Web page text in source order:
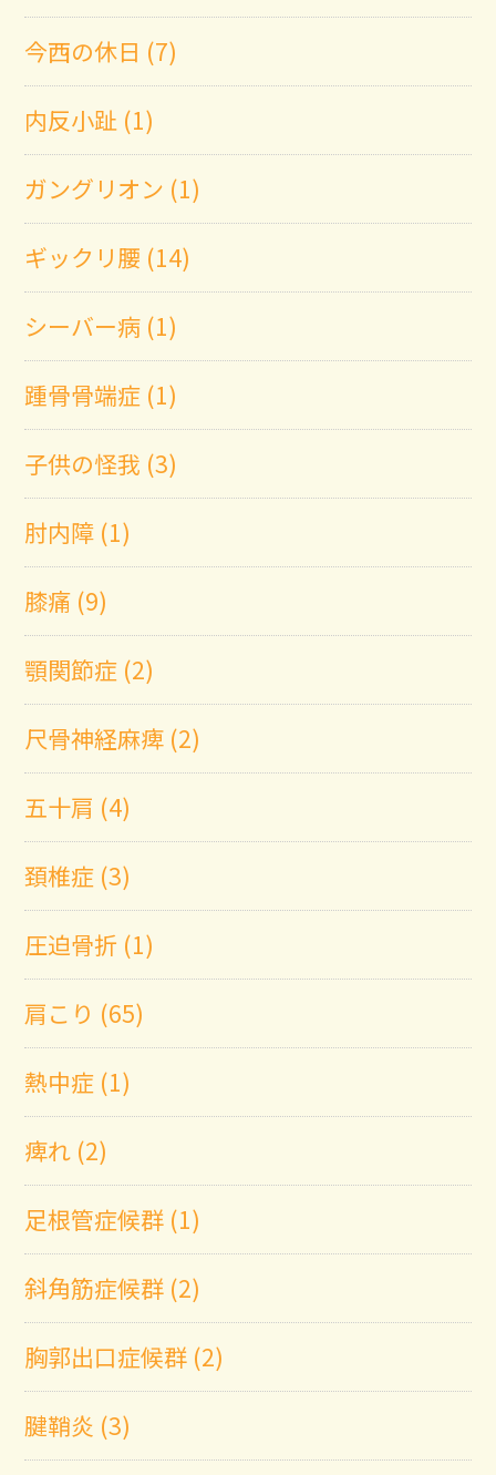
今西の休日 (7)
内反小趾 (1)
ガングリオン (1)
ギックリ腰 (14)
シーバー病 (1)
踵骨骨端症 (1)
子供の怪我 (3)
肘内障 (1)
膝痛 (9)
顎関節症 (2)
尺骨神経麻痺 (2)
五十肩 (4)
頚椎症 (3)
圧迫骨折 (1)
肩こり (65)
熱中症 (1)
痺れ (2)
足根管症候群 (1)
斜角筋症候群 (2)
胸郭出口症候群 (2)
腱鞘炎 (3)